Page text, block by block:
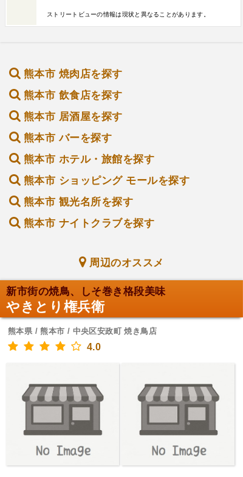
ストリートビューの情報は現状と異なることがあります。
熊本市 焼肉店を探す
熊本市 飲食店を探す
熊本市 居酒屋を探す
熊本市 バーを探す
熊本市 ホテル・旅館を探す
熊本市 ショッピング モールを探す
熊本市 観光名所を探す
熊本市 ナイトクラブを探す
周辺のオススメ
新市街の焼鳥、しそ巻き格段美味
やきとり権兵衛
熊本県 / 熊本市 / 中央区安政町 焼き鳥店
4.0